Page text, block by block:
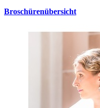
Broschürenübersicht